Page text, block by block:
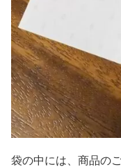
袋の中には、商品の